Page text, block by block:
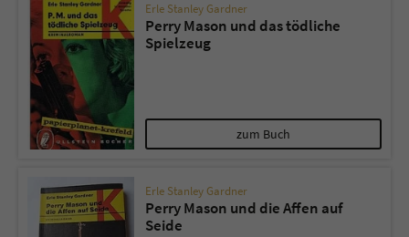
Erle Stanley Gardner
Perry Mason und das tödliche
Spielzeug
zum Buch
Erle Stanley Gardner
Perry Mason und die Affen auf
Seide